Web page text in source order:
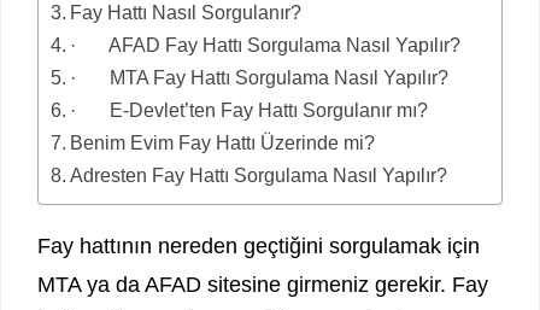
Fay Hattı Nasıl Sorgulanır?
· AFAD Fay Hattı Sorgulama Nasıl Yapılır?
· MTA Fay Hattı Sorgulama Nasıl Yapılır?
· E-Devlet’ten Fay Hattı Sorgulanır mı?
Benim Evim Fay Hattı Üzerinde mi?
Adresten Fay Hattı Sorgulama Nasıl Yapılır?
Fay hattının nereden geçtiğini sorgulamak için
MTA ya da AFAD sitesine girmeniz gerekir. Fay